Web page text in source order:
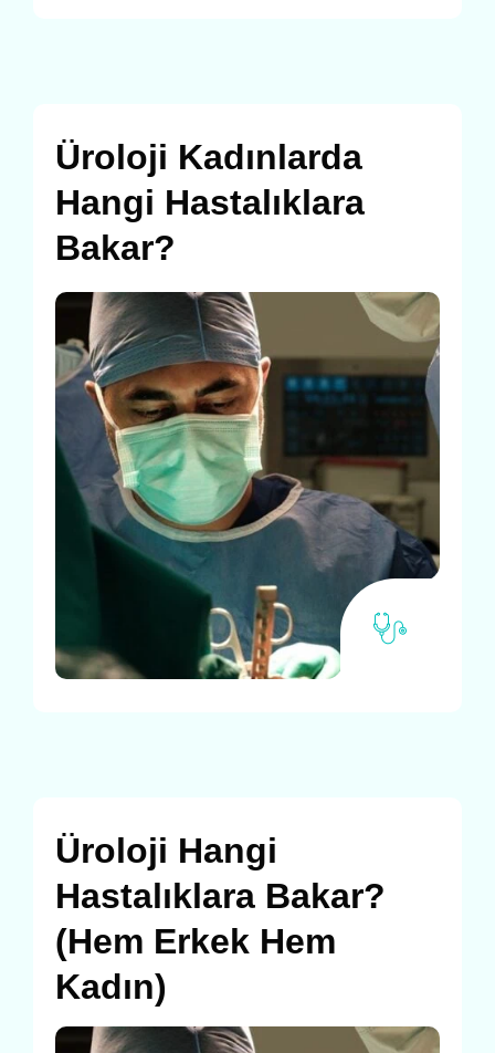
Üroloji Kadınlarda
Hangi Hastalıklara
Bakar?
Üroloji Hangi
Hastalıklara Bakar?
(Hem Erkek Hem
Kadın)